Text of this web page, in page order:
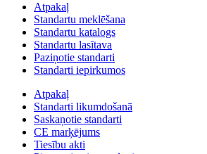
Atpakaļ
Standartu meklēšana
Standartu katalogs
Standartu lasītava
Paziņotie standarti
Standarti iepirkumos
Atpakaļ
Standarti likumdošanā
Saskaņotie standarti
CE marķējums
Tiesību akti